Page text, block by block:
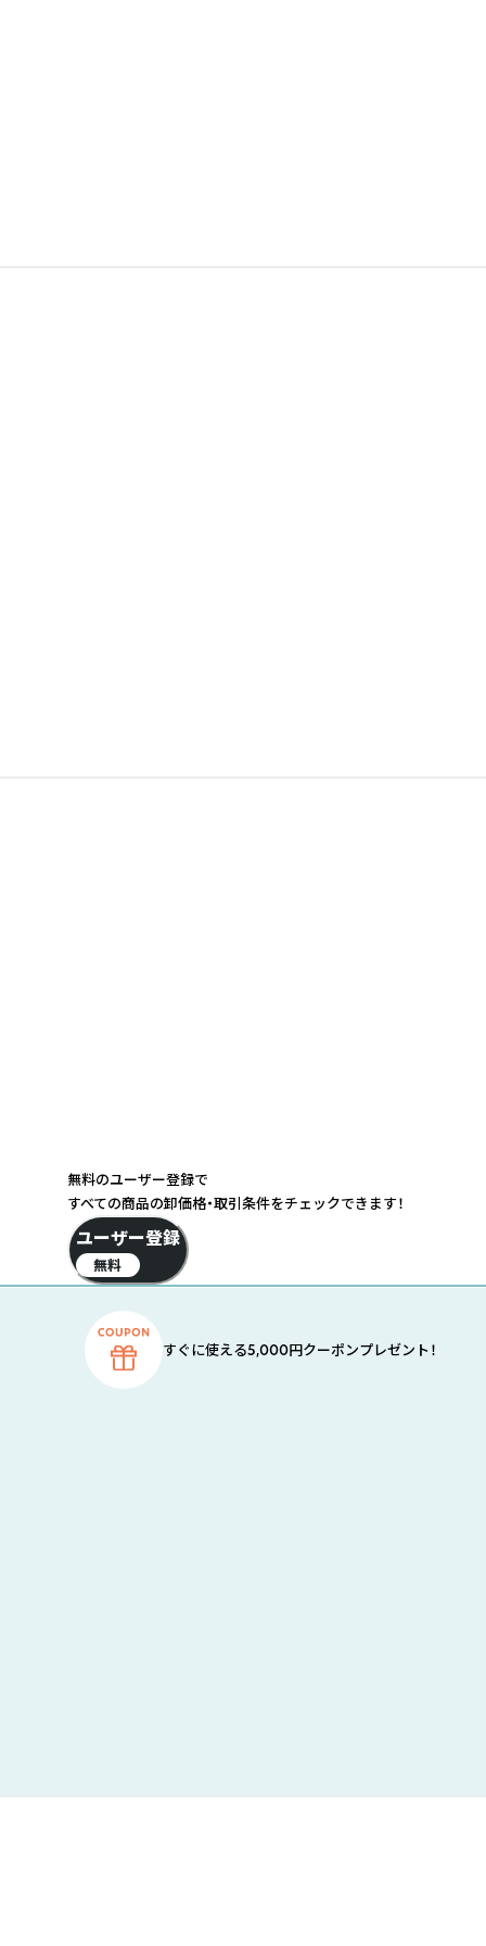
無料のユーザー登録で
すべての商品の卸価格・取引条件をチェックできます！
ユーザー登録
無料
すぐに使える5,000円クーポンプレゼント！